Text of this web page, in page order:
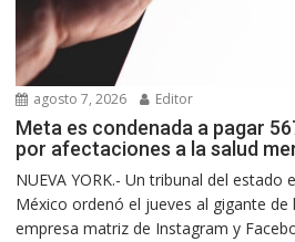
agosto 7, 2026 Editor
Meta es condenada a pagar
por afectaciones a la salud
NUEVA YORK.- Un tribunal del
México ordenó el jueves al gigante de
empresa matriz de Instagram y